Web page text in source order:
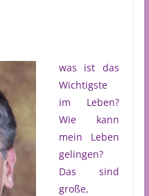
was ist das
Wichtigste
im Leben?
Wie kann
mein Leben
gelingen?
Das sind
große,